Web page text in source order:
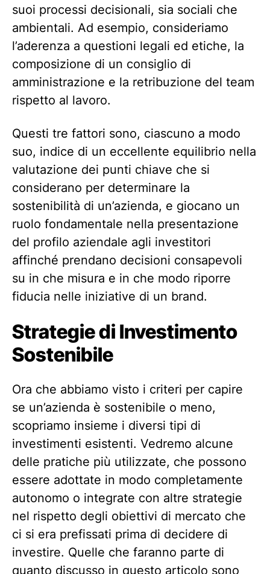
suoi processi decisionali, sia sociali che
ambientali. Ad esempio, consideriamo
l’aderenza a questioni legali ed etiche, la
composizione di un consiglio di
amministrazione e la retribuzione del team
rispetto al lavoro.
Questi tre fattori sono, ciascuno a modo
suo, indice di un eccellente equilibrio nella
valutazione dei punti chiave che si
considerano per determinare la
sostenibilità di un’azienda, e giocano un
ruolo fondamentale nella presentazione
del profilo aziendale agli investitori
affinché prendano decisioni consapevoli
su in che misura e in che modo riporre
fiducia nelle iniziative di un brand.
Strategie di Investimento
Sostenibile
Ora che abbiamo visto i criteri per capire
se un’azienda è sostenibile o meno,
scopriamo insieme i diversi tipi di
investimenti esistenti. Vedremo alcune
delle pratiche più utilizzate, che possono
essere adottate in modo completamente
autonomo o integrate con altre strategie
nel rispetto degli obiettivi di mercato che
ci si era prefissati prima di decidere di
investire. Quelle che faranno parte di
quanto discusso in questo articolo sono